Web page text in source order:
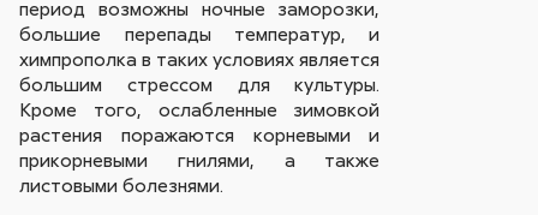
период возможны ночные заморозки,
большие перепады температур, и
химпрополка в таких условиях является
большим стрессом для культуры.
Кроме того, ослабленные зимовкой
растения поражаются корневыми и
прикорневыми гнилями, а также
листовыми болезнями.